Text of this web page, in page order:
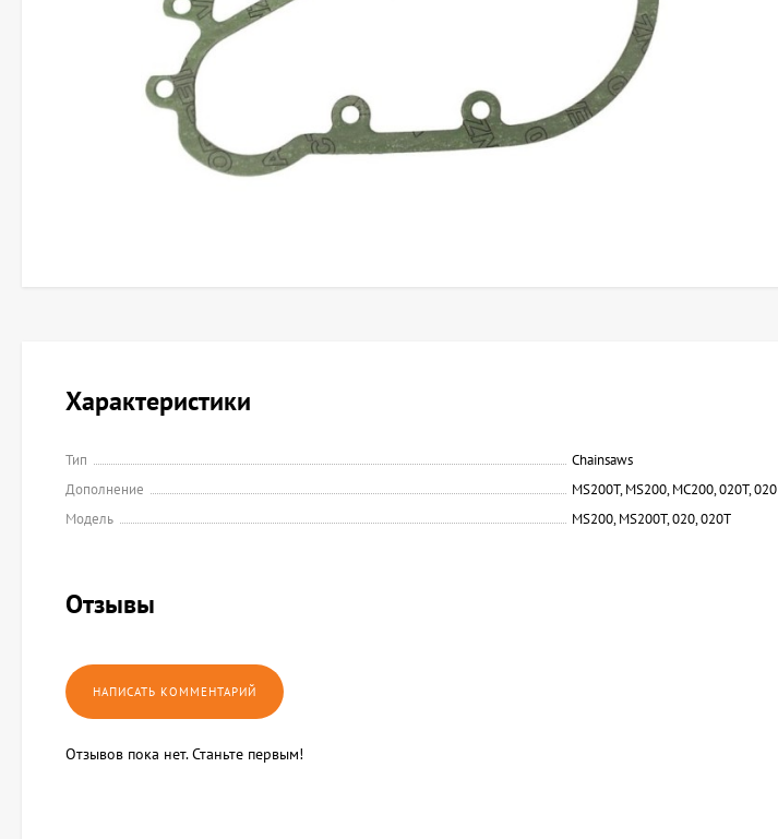
Характеристики
Тип
Chainsaws
Дополнение
MS200T, MS200, MC200, 020T, 020
Модель
MS200, MS200T, 020, 020T
Отзывы
Отзывов пока нет. Станьте первым!